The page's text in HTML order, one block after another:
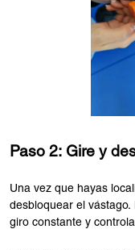
Paso 2: Gire y
Una vez que hayas
desbloquear el
giro constante y